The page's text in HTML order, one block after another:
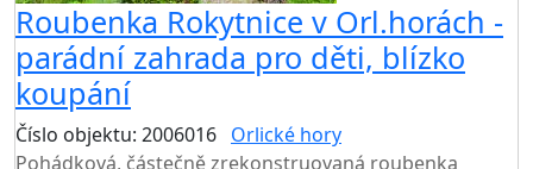
Roubenka Rokytnice v Orl.horách -
parádní zahrada pro děti, blízko
koupání
Číslo objektu: 2006016 Orlické hory
Pohádková, částečně zrekonstruovaná roubenka